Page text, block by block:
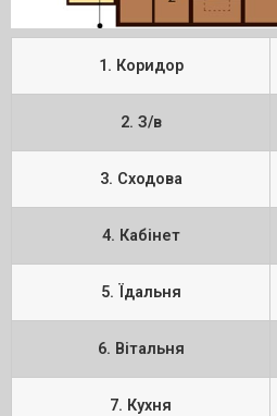
1. Коридор
2. З/в
3. Сходова
4. Кабінет
5. Їдальня
6. Вітальня
7. Кухня